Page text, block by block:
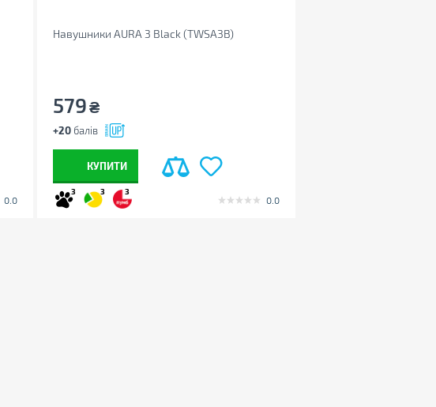
0.0
Навушники AURA 3 Black (TWSA3B)
579₴
+20 балів
КУПИТИ
3 3 3
0.0